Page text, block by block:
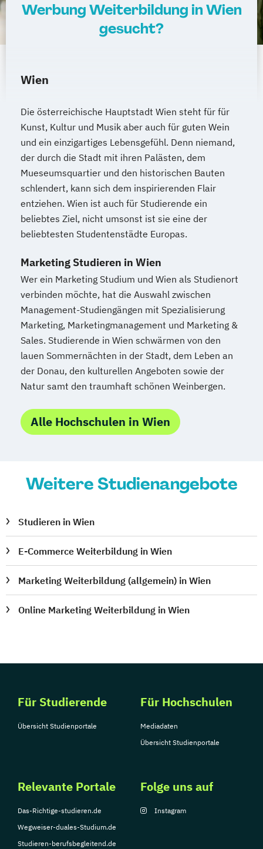
Werbung Weiterbildung in Wien
gesucht?
Wien
Die österreichische Hauptstadt Wien steht für für
Kunst, Kultur und Musik aber auch für guten Wein
und ein einzigartiges Lebensgefühl. Denn niemand,
der durch die Stadt mit ihren Palästen, dem
Mueseumsquartier und den historischen Bauten
schlendert, kann sich dem inspirierenden Flair
entziehen. Wien ist auch für Studierende ein
beliebtes Ziel, nicht umsonst ist sie eine der
beliebtesten Studentenstädte Europas.
Marketing Studieren in Wien
Wer ein Marketing Studium und Wien als Studienort
verbinden möchte, hat die Auswahl zwischen
Management-Studiengängen mit Spezialisierung
Marketing, Marketingmanagement und Marketing &
Sales. Studierende in Wien schwärmen von den
lauen Sommernächten in der Stadt, dem Leben an
der Donau, den kulturellen Angeboten sowie der
Natur samt den traumhaft schönen Weinbergen.
Alle Hochschulen in Wien
Weitere Studienangebote
Studieren in Wien
E-Commerce Weiterbildung in Wien
Marketing Weiterbildung (allgemein) in Wien
Online Marketing Weiterbildung in Wien
Für Studierende
Übersicht Studienportale
Für Hochschulen
Mediadaten
Übersicht Studienportale
Relevante Portale
Das-Richtige-studieren.de
Wegweiser-duales-Studium.de
Studieren-berufsbegleitend.de
Folge uns auf
Instagram